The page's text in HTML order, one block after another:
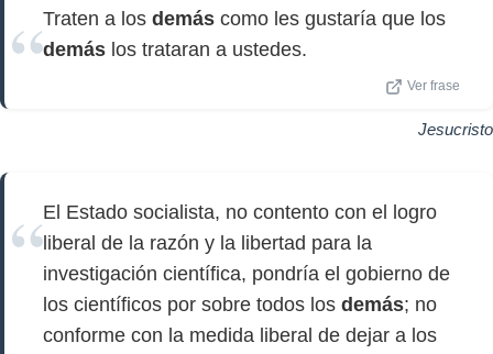
Traten a los demás como les gustaría que los
demás los trataran a ustedes.
Ver frase
Jesucristo
El Estado socialista, no contento con el logro
liberal de la razón y la libertad para la
investigación científica, pondría el gobierno de
los científicos por sobre todos los demás; no
conforme con la medida liberal de dejar a los